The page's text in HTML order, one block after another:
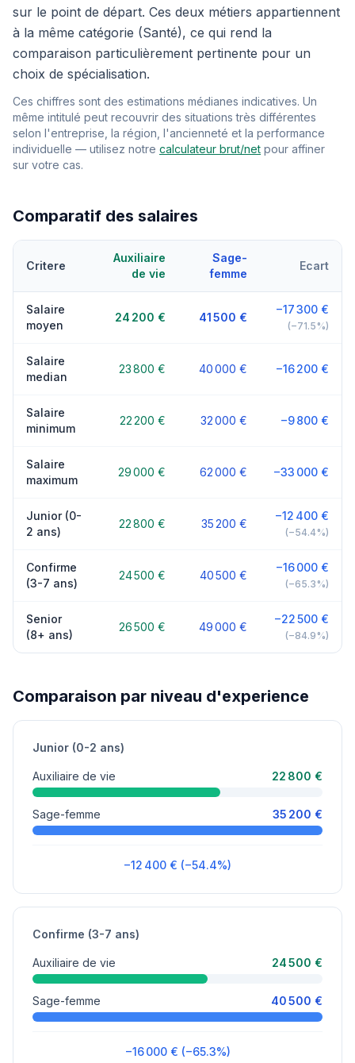
sur le point de départ. Ces deux métiers appartiennent
à la même catégorie (Santé), ce qui rend la
comparaison particulièrement pertinente pour un
choix de spécialisation.
Ces chiffres sont des estimations médianes indicatives. Un
même intitulé peut recouvrir des situations très différentes
selon l'entreprise, la région, l'ancienneté et la performance
individuelle — utilisez notre calculateur brut/net pour affiner
sur votre cas.
Comparatif des salaires
Critere
Auxiliaire
de vie
Sage-
femme
Ecart
Salaire
moyen
24 200 € 41 500 €
−17 300 €
(−71.5%)
Salaire
median
23 800 € 40 000 € −16 200 €
Salaire
minimum
22 200 € 32 000 € −9 800 €
Salaire
maximum
29 000 € 62 000 € −33 000 €
Junior (0-
2 ans)
22 800 € 35 200 €
−12 400 €
(−54.4%)
Confirme
(3-7 ans)
24 500 € 40 500 €
−16 000 €
(−65.3%)
Senior
(8+ ans)
26 500 € 49 000 €
−22 500 €
(−84.9%)
Comparaison par niveau d'experience
Junior (0-2 ans)
Auxiliaire de vie 22 800 €
Sage-femme 35 200 €
−12 400 € (−54.4%)
Confirme (3-7 ans)
Auxiliaire de vie 24 500 €
Sage-femme 40 500 €
−16 000 € (−65.3%)